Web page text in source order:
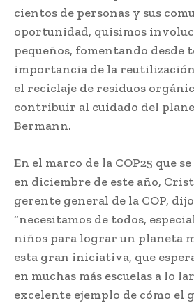
cientos de personas y sus
oportunidad, quisimos
pequeños, fomentando desde
importancia de la reutilización
el reciclaje de residuos
contribuir al cuidado del
Bermann.
En el marco de la COP25 que
en diciembre de este año,
gerente general de la COP,
“necesitamos de todos,
niños para lograr un planeta
esta gran iniciativa, que
en muchas más escuelas a lo
excelente ejemplo de cómo el